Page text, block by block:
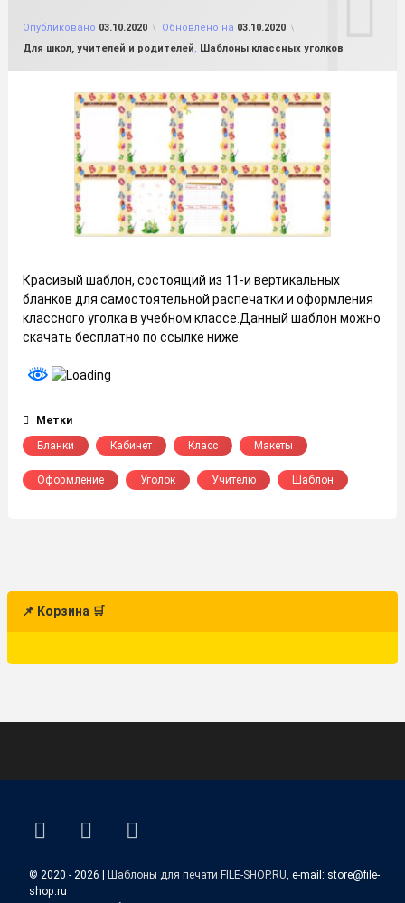
Опубликовано 03.10.2020 Обновлено на 03.10.2020
Рубрики:
Для школ, учителей и родителей, Шаблоны классных уголков
Красивый шаблон, состоящий из 11-и вертикальных
бланков для самостоятельной распечатки и оформления
классного уголка в учебном классе.Данный шаблон можно
скачать бесплатно по ссылке ниже.
Метки
Бланки
Кабинет Класс Макеты
Оформление Уголок Учителю Шаблон
📌 Корзина 🛒
ВКонтакте
YouTube
E-mail
© 2020 - 2026 | Шаблоны для печати FILE-SHOP.RU , e-mail: store@file-
shop.ru